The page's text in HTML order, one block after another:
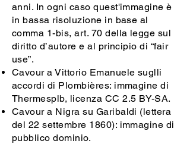
anni. In ogni caso quest'immagine è
in bassa risoluzione in base al
comma 1-bis, art. 70 della legge sul
diritto d’autore e al principio di “fair
use”.
Cavour a Vittorio Emanuele suglli
accordi di Plombières: immagine di
Thermesplb, licenza CC 2.5 BY-SA.
Cavour a Nigra su Garibaldi (lettera
del 22 settembre 1860): immagine di
pubblico dominio.